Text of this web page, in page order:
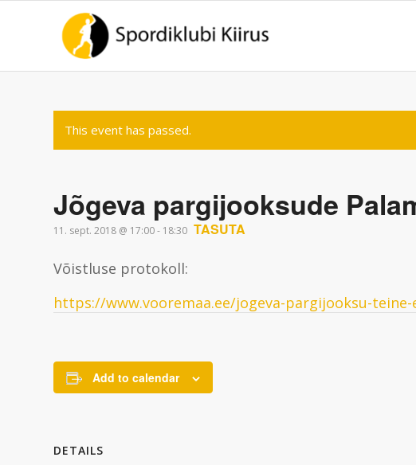
This event has passed.
Jõgeva pargijooksude
11. sept. 2018 @ 17:00- 18:30 TASUTA
Võistluse protokoll:
https://www.vooremaa.ee/jogeva-pargijooksu-
Add to calendar
DETAILS